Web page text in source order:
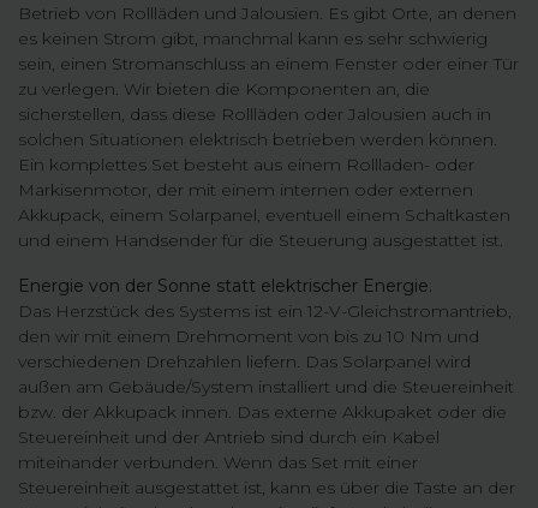
Betrieb von Rollläden und Jalousien. Es gibt Orte, an denen
es keinen Strom gibt, manchmal kann es sehr schwierig
sein, einen Stromanschluss an einem Fenster oder einer Tür
zu verlegen. Wir bieten die Komponenten an, die
sicherstellen, dass diese Rollläden oder Jalousien auch in
solchen Situationen elektrisch betrieben werden können.
Ein komplettes Set besteht aus einem Rollladen- oder
Markisenmotor, der mit einem internen oder externen
Akkupack, einem Solarpanel, eventuell einem Schaltkasten
und einem Handsender für die Steuerung ausgestattet ist.
Energie von der Sonne statt elektrischer Energie.
Das Herzstück des Systems ist ein 12-V-Gleichstromantrieb,
den wir mit einem Drehmoment von bis zu 10 Nm und
verschiedenen Drehzahlen liefern. Das Solarpanel wird
außen am Gebäude/System installiert und die Steuereinheit
bzw. der Akkupack innen. Das externe Akkupaket oder die
Steuereinheit und der Antrieb sind durch ein Kabel
miteinander verbunden. Wenn das Set mit einer
Steuereinheit ausgestattet ist, kann es über die Taste an der